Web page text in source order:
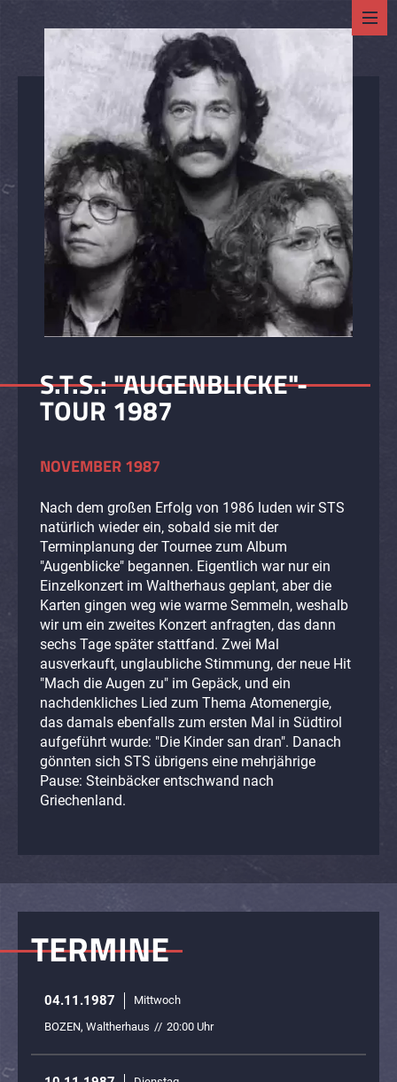
S.T.S.: "AUGENBLICKE"-
TOUR 1987
NOVEMBER 1987
Nach dem großen Erfolg von 1986 luden wir STS
natürlich wieder ein, sobald sie mit der
Terminplanung der Tournee zum Album
"Augenblicke" begannen. Eigentlich war nur ein
Einzelkonzert im Waltherhaus geplant, aber die
Karten gingen weg wie warme Semmeln, weshalb
wir um ein zweites Konzert anfragten, das dann
sechs Tage später stattfand. Zwei Mal
ausverkauft, unglaubliche Stimmung, der neue Hit
"Mach die Augen zu" im Gepäck, und ein
nachdenkliches Lied zum Thema Atomenergie,
das damals ebenfalls zum ersten Mal in Südtirol
aufgeführt wurde: "Die Kinder san dran". Danach
gönnten sich STS übrigens eine mehrjährige
Pause: Steinbäcker entschwand nach
Griechenland.
TERMINE
04.11.1987
Mittwoch
BOZEN, Waltherhaus // 20:00 Uhr